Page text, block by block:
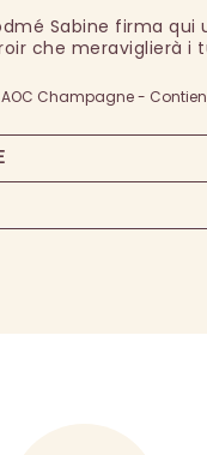
Sabine firma qui
che meraviglierà i
Champagne -